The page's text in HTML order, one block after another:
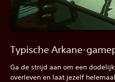
Typische Arkane-
Ga de strijd aan om een
overleven en laat jezelf